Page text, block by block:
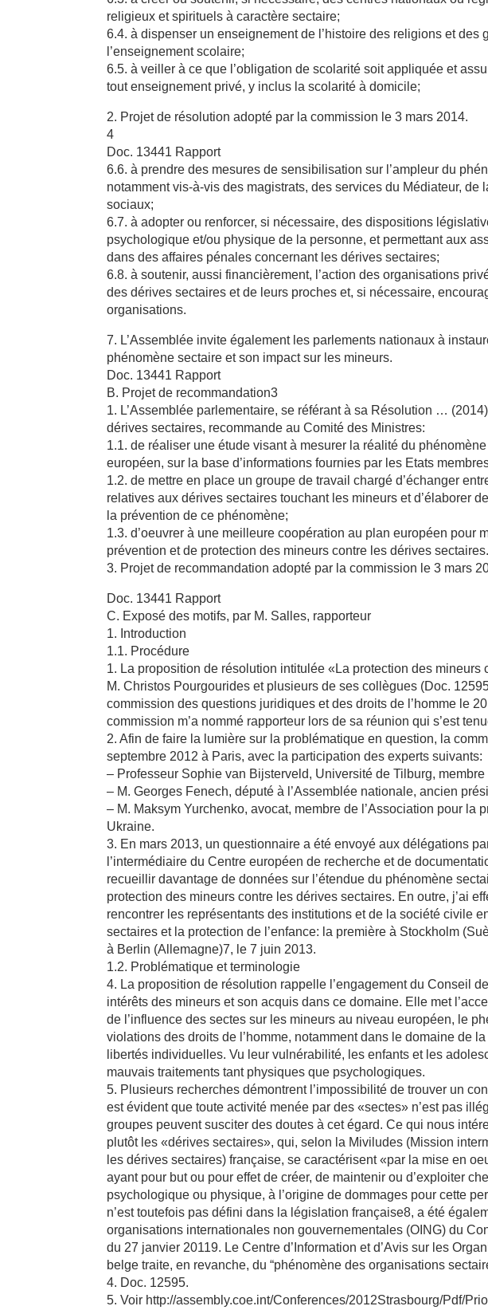
religieux et spirituels à caractère sectaire;
6.4. à dispenser un enseignement de l’histoire des religions et
l’enseignement scolaire;
6.5. à veiller à ce que l’obligation de scolarité soit appliquée et
tout enseignement privé, y inclus la scolarité à domicile;
2. Projet de résolution adopté par la commission le 3 mars 2014.
4
Doc. 13441 Rapport
6.6. à prendre des mesures de sensibilisation sur l’ampleur du
notamment vis-à-vis des magistrats, des services du Médiateur, de
sociaux;
6.7. à adopter ou renforcer, si nécessaire, des dispositions
psychologique et/ou physique de la personne, et permettant aux
dans des affaires pénales concernant les dérives sectaires;
6.8. à soutenir, aussi financièrement, l’action des organisations
des dérives sectaires et de leurs proches et, si nécessaire,
organisations.
7. L’Assemblée invite également les parlements nationaux à
phénomène sectaire et son impact sur les mineurs.
Doc. 13441 Rapport
B. Projet de recommandation3
1. L’Assemblée parlementaire, se référant à sa Résolution …
dérives sectaires, recommande au Comité des Ministres:
1.1. de réaliser une étude visant à mesurer la réalité du
européen, sur la base d’informations fournies par les Etats
1.2. de mettre en place un groupe de travail chargé d’échanger
relatives aux dérives sectaires touchant les mineurs et d’élaborer
la prévention de ce phénomène;
1.3. d’oeuvrer à une meilleure coopération au plan européen pour
prévention et de protection des mineurs contre les dérives sectaires.
3. Projet de recommandation adopté par la commission le 3 mars
Doc. 13441 Rapport
C. Exposé des motifs, par M. Salles, rapporteur
1. Introduction
1.1. Procédure
1. La proposition de résolution intitulée «La protection des mineurs
M. Christos Pourgourides et plusieurs de ses collègues (Doc.
commission des questions juridiques et des droits de l’homme le
commission m’a nommé rapporteur lors de sa réunion qui s’est
2. Afin de faire la lumière sur la problématique en question, la
septembre 2012 à Paris, avec la participation des experts suivants:
– Professeur Sophie van Bijsterveld, Université de Tilburg,
– M. Georges Fenech, député à l’Assemblée nationale, ancien
– M. Maksym Yurchenko, avocat, membre de l’Association pour la
Ukraine.
3. En mars 2013, un questionnaire a été envoyé aux délégations
l’intermédiaire du Centre européen de recherche et de
recueillir davantage de données sur l’étendue du phénomène
protection des mineurs contre les dérives sectaires. En outre, j’ai
rencontrer les représentants des institutions et de la société civile
sectaires et la protection de l’enfance: la première à Stockholm
à Berlin (Allemagne)7, le 7 juin 2013.
1.2. Problématique et terminologie
4. La proposition de résolution rappelle l’engagement du Conseil
intérêts des mineurs et son acquis dans ce domaine. Elle met
de l’influence des sectes sur les mineurs au niveau européen, le
violations des droits de l’homme, notamment dans le domaine de
libertés individuelles. Vu leur vulnérabilité, les enfants et les
mauvais traitements tant physiques que psychologiques.
5. Plusieurs recherches démontrent l’impossibilité de trouver un
est évident que toute activité menée par des «sectes» n’est pas
groupes peuvent susciter des doutes à cet égard. Ce qui nous
plutôt les «dérives sectaires», qui, selon la Miviludes (Mission
les dérives sectaires) française, se caractérisent «par la mise en
ayant pour but ou pour effet de créer, de maintenir ou d’exploiter
psychologique ou physique, à l’origine de dommages pour cette
n’est toutefois pas défini dans la législation française8, a été
organisations internationales non gouvernementales (OING) du
du 27 janvier 20119. Le Centre d’Information et d’Avis sur les
belge traite, en revanche, du “phénomène des organisations
4. Doc. 12595.
5. Voir http://assembly.coe.int/Conferences/2012Strasbourg/Pdf/